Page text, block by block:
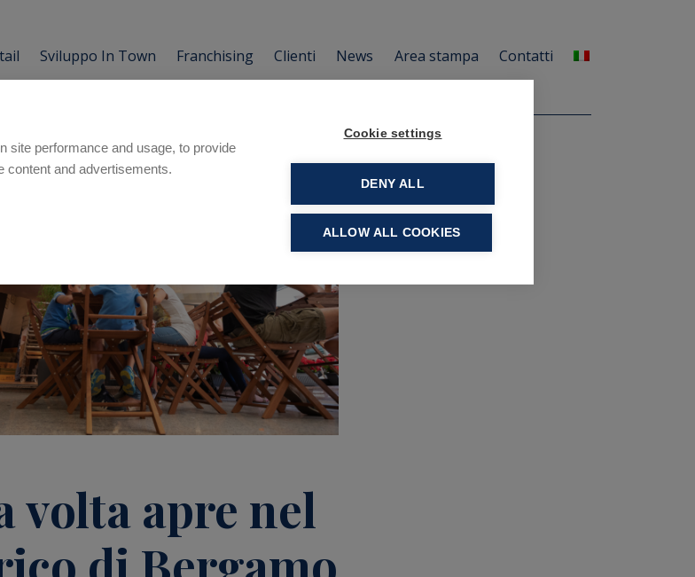
site performance and usage, to provide
content and advertisements.
Cookie settings
DENY ALL
ALLOW ALL COOKIES
Sviluppo In Town Franchising Clienti News Area stampa Contatti
volta apre nel
di Bergamo